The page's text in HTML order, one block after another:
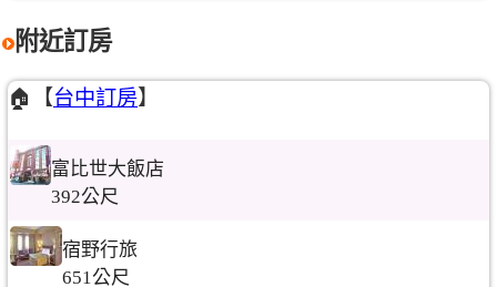
附近訂房
🏠【台中訂房】
富比世大飯店
392公尺
宿野行旅
651公尺